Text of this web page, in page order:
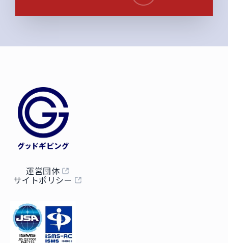
運営団体
サイトポリシー